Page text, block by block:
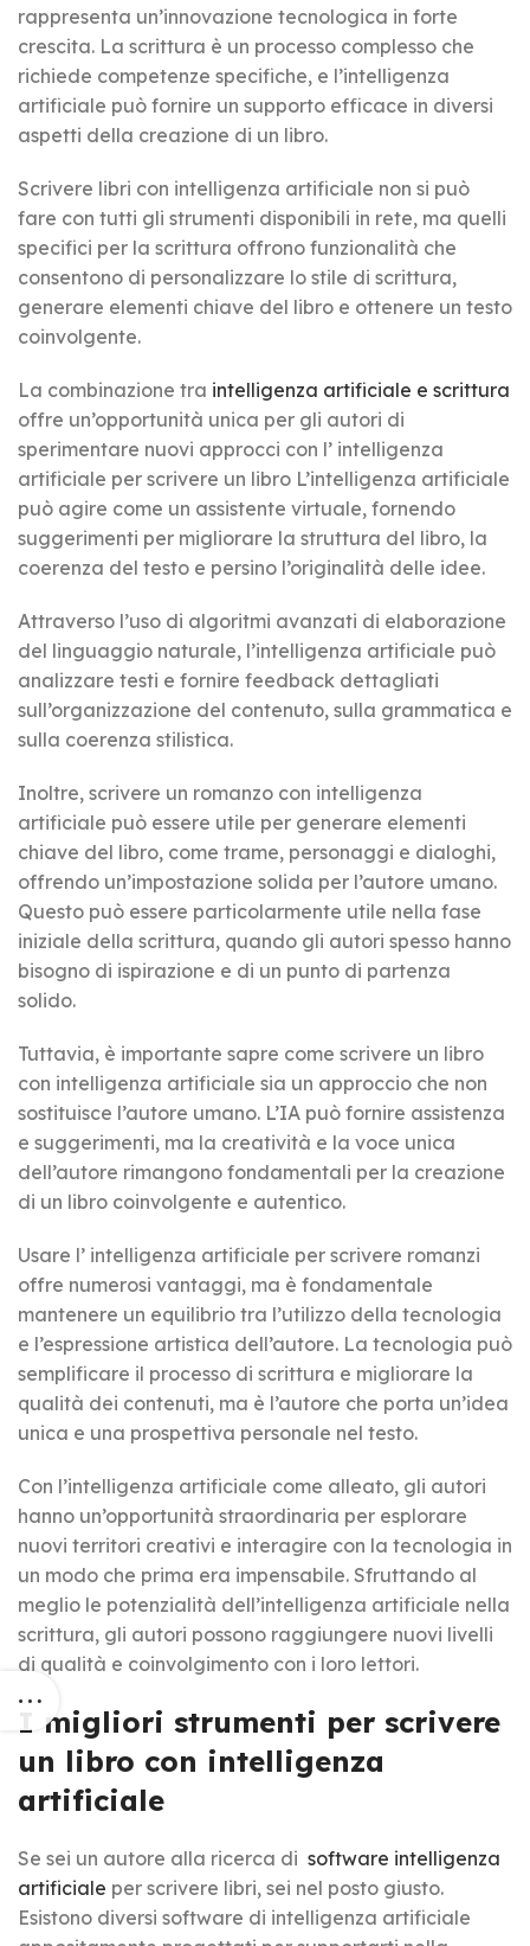
rappresenta un’innovazione tecnologica in forte
crescita. La scrittura è un processo complesso che
richiede competenze specifiche, e l’intelligenza
artificiale può fornire un supporto efficace in diversi
aspetti della creazione di un libro.
Scrivere libri con intelligenza artificiale non si può
fare con tutti gli strumenti disponibili in rete, ma quelli
specifici per la scrittura offrono funzionalità che
consentono di personalizzare lo stile di scrittura,
generare elementi chiave del libro e ottenere un testo
coinvolgente.
La combinazione tra intelligenza artificiale e scrittura
offre un’opportunità unica per gli autori di
sperimentare nuovi approcci con l’ intelligenza
artificiale per scrivere un libro L’intelligenza artificiale
può agire come un assistente virtuale, fornendo
suggerimenti per migliorare la struttura del libro, la
coerenza del testo e persino l’originalità delle idee.
Attraverso l’uso di algoritmi avanzati di elaborazione
del linguaggio naturale, l’intelligenza artificiale può
analizzare testi e fornire feedback dettagliati
sull’organizzazione del contenuto, sulla grammatica e
sulla coerenza stilistica.
Inoltre, scrivere un romanzo con intelligenza
artificiale può essere utile per generare elementi
chiave del libro, come trame, personaggi e dialoghi,
offrendo un’impostazione solida per l’autore umano.
Questo può essere particolarmente utile nella fase
iniziale della scrittura, quando gli autori spesso hanno
bisogno di ispirazione e di un punto di partenza
solido.
Tuttavia, è importante sapre come scrivere un libro
con intelligenza artificiale sia un approccio che non
sostituisce l’autore umano. L’IA può fornire assistenza
e suggerimenti, ma la creatività e la voce unica
dell’autore rimangono fondamentali per la creazione
di un libro coinvolgente e autentico.
Usare l’ intelligenza artificiale per scrivere romanzi
offre numerosi vantaggi, ma è fondamentale
mantenere un equilibrio tra l’utilizzo della tecnologia
e l’espressione artistica dell’autore. La tecnologia può
semplificare il processo di scrittura e migliorare la
qualità dei contenuti, ma è l’autore che porta un’idea
unica e una prospettiva personale nel testo.
Con l’intelligenza artificiale come alleato, gli autori
hanno un’opportunità straordinaria per esplorare
nuovi territori creativi e interagire con la tecnologia in
un modo che prima era impensabile. Sfruttando al
meglio le potenzialità dell’intelligenza artificiale nella
scrittura, gli autori possono raggiungere nuovi livelli
di qualità e coinvolgimento con i loro lettori.
I migliori strumenti per scrivere
un libro con intelligenza
artificiale
Se sei un autore alla ricerca di software intelligenza
artificiale per scrivere libri, sei nel posto giusto.
Esistono diversi software di intelligenza artificiale